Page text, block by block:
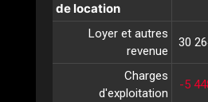
de location
Loyer et autres
revenue
30
Charges
d'exploitation
-5